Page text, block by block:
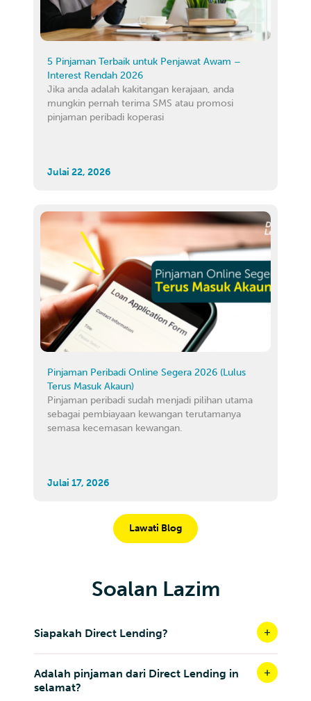
5 Pinjaman Terbaik untuk Penjawat Awam –
Interest Rendah 2026
Jika anda adalah kakitangan kerajaan, anda
mungkin pernah terima SMS atau promosi
pinjaman peribadi koperasi
Julai 22, 2026
Pinjaman Peribadi Online Segera 2026 (Lulus
Terus Masuk Akaun)
Pinjaman peribadi sudah menjadi pilihan utama
sebagai pembiayaan kewangan terutamanya
semasa kecemasan kewangan.
Julai 17, 2026
Lawati Blog
Soalan Lazim
Siapakah Direct Lending?
Adalah pinjaman dari Direct Lending in
selamat?